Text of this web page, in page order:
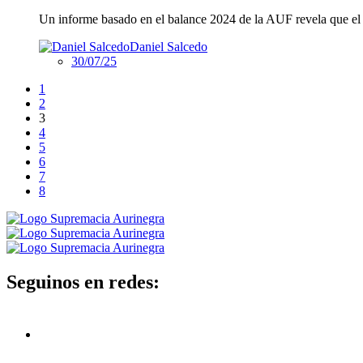
Un informe basado en el balance 2024 de la AUF revela que
Daniel Salcedo
30/07/25
1
2
3
4
5
6
7
8
Seguinos en redes: